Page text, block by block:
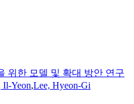
위한 모델 및 확대 방안 연구
Il-Yeon,Lee, Hyeon-Gi